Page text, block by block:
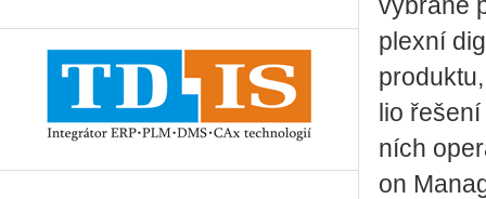
vy­bra­né
plex­ní
lio
ních
on